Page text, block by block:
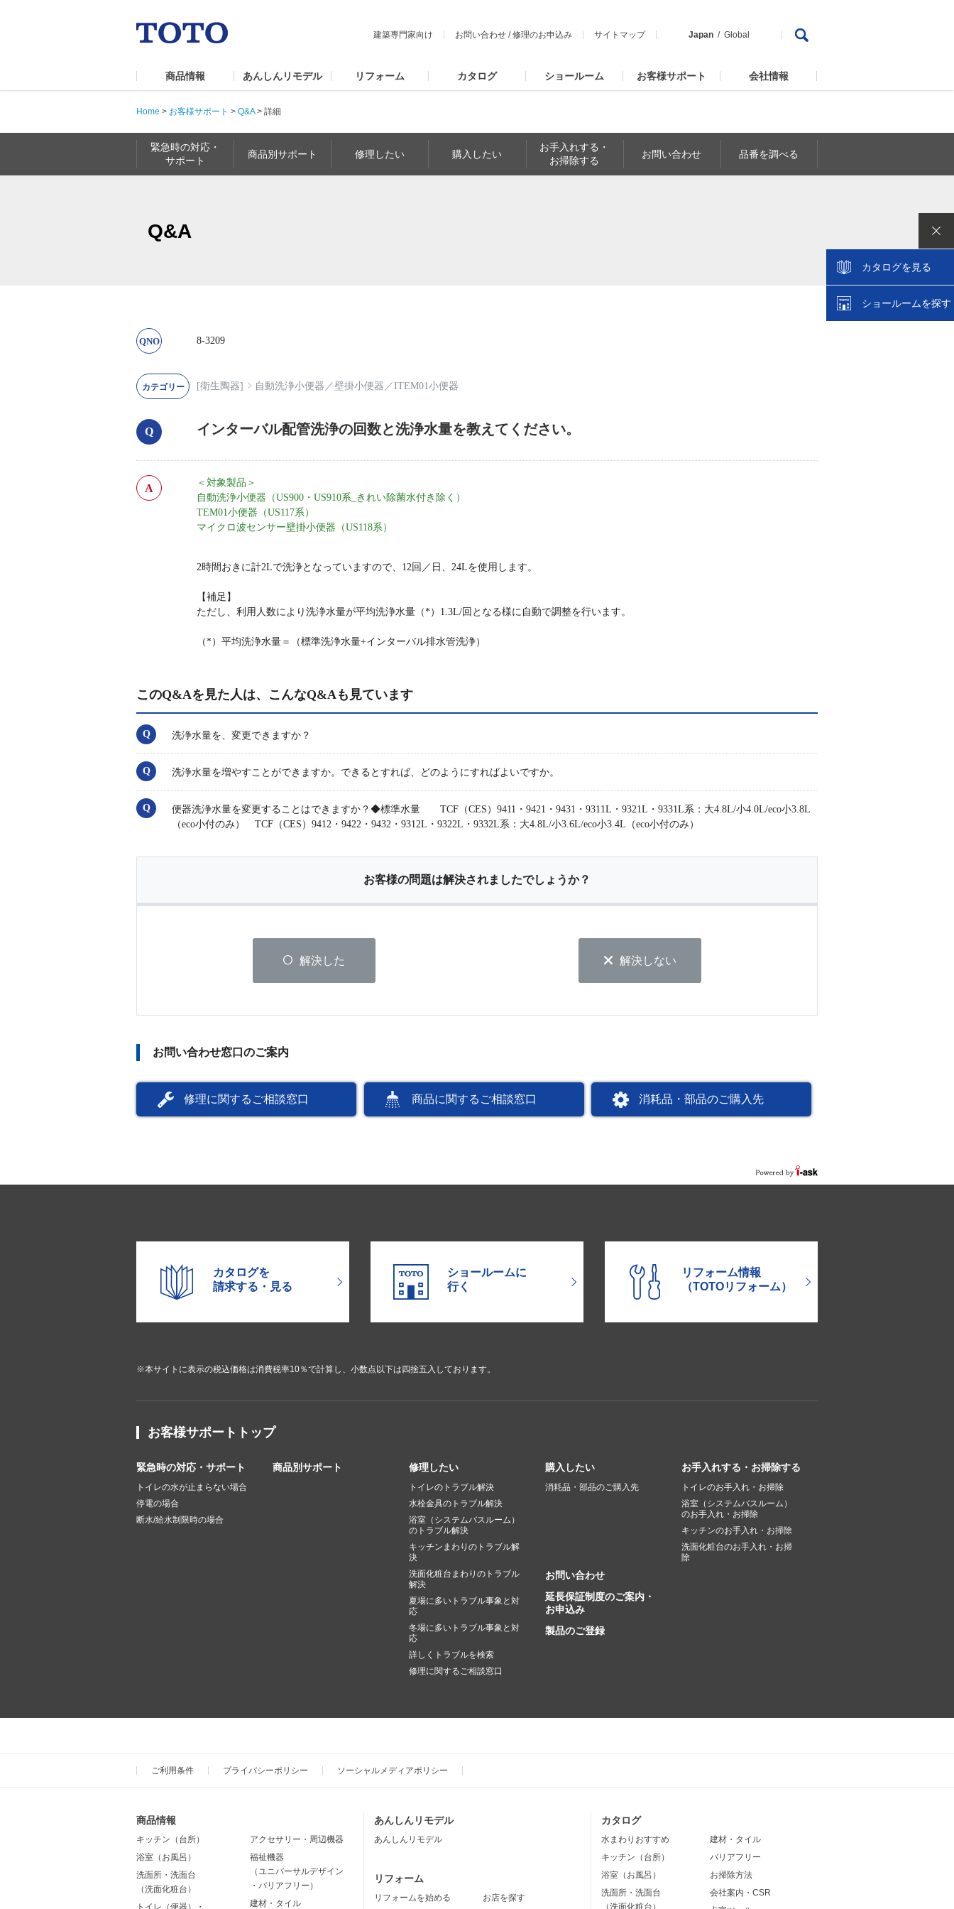
建築専門家向け お問い合わせ /修理のお申込み サイトマップ Japan Global
商品情報 あんしんリモデル リフォーム カタログ ショールーム お客様サポート 会社情報
Home > お客様サポート > Q&A> 詳細
緊急時の対応・
サポート
商品別サポート 修理したい 購入したい
お手入れする・
お掃除する
お問い合わせ 品番を調べる
カタログを見る
ショールームを探す
Q&A
8-3209
[衛生陶器] 自動洗浄小便器 ／壁掛小便器 ／ITEM01小便器
インターバル配管洗浄の回数と洗浄水量を教えてください。
＜対象製品＞
自動洗浄小便器（US900・US910系_きれい除菌水付き除く）
TEM01小便器（US117系）
マイクロ波センサー壁掛小便器（US118系）
2時間おきに計2Lで洗浄となっていますので、12回／日、24Lを使用します。
【補足】
ただし、利用人数により洗浄水量が平均洗浄水量（*）1.3L/回となる様に自動で調整を行います。
（*）平均洗浄水量＝（標準洗浄水量+インターバル排水管洗浄）
このQ&Aを見た人は、こんなQ&Aも見ています
洗浄水量を、変更できますか？
洗浄水量を増やすことができますか。できるとすれば、どのようにすればよいですか。
便器洗浄水量を変更することはできますか？◆標準水量 TCF（CES）9411・9421・9431・9311L・9321L・9331L系：大4.8L/小4.0L/eco小3.8L
（eco小付のみ） TCF（CES）9412・9422・9432・9312L・9322L・9332L系：大4.8L/小3.6L/eco小3.4L（eco小付のみ）
お客様の問題は解決されましたでしょうか？
解決した 解決しない
お問い合わせ窓口のご案内
修理に関するご相談窓口 商品に関するご相談窓口 消耗品・部品のご購入先
カタログを
請求する・見る
ショールームに
行く
リフォーム情報
（TOTOリフォーム）
※本サイトに表示の税込価格は消費税率10％で計算し、小数点以下は四捨五入しております。
お客様サポートトップ
緊急時の対応・サポート
トイレの水が止まらない場合
停電の場合
断水/給水制限時の場合
商品別サポート 修理したい
トイレのトラブル解決
水栓金具のトラブル解決
浴室（システムバスルーム）
のトラブル解決
キッチンまわりのトラブル解
決
洗面化粧台まわりのトラブル
解決
夏場に多いトラブル事象と対
応
冬場に多いトラブル事象と対
応
詳しくトラブルを検索
修理に関するご相談窓口
購入したい
消耗品・部品のご購入先
お手入れする・お掃除する
トイレのお手入れ・お掃除
浴室（システムバスルーム）
のお手入れ・お掃除
キッチンのお手入れ・お掃除
洗面化粧台のお手入れ・お掃
除
お問い合わせ
延長保証制度のご案内・
お申込み
製品のご登録
ご利用条件 プライバシーポリシー ソーシャルメディアポリシー
商品情報
キッチン（台所）
浴室（お風呂）
洗面所・洗面台
（洗面化粧台）
アクセサリー・周辺機器
福祉機器
（ユニバーサルデザイン
・バリアフリー）
建材・タイル
あんしんリモデル
あんしんリモデル
リフォーム
リフォームを始める お店を探す
カタログ
水まわりおすすめ
キッチン（台所）
浴室（お風呂）
洗面所・洗面台
建材・タイル
バリアフリー
お掃除方法
会社案内・CSR